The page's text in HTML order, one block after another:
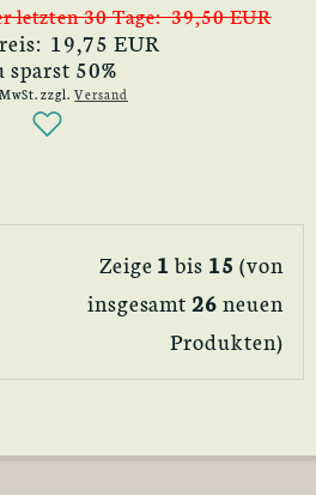
letzten 30 Tage: 39,50 EUR
19,75 EUR
sparst 50%
zzgl.Versand
Zeige1bis 15 (von
insgesamt 26neuen
Produkten)